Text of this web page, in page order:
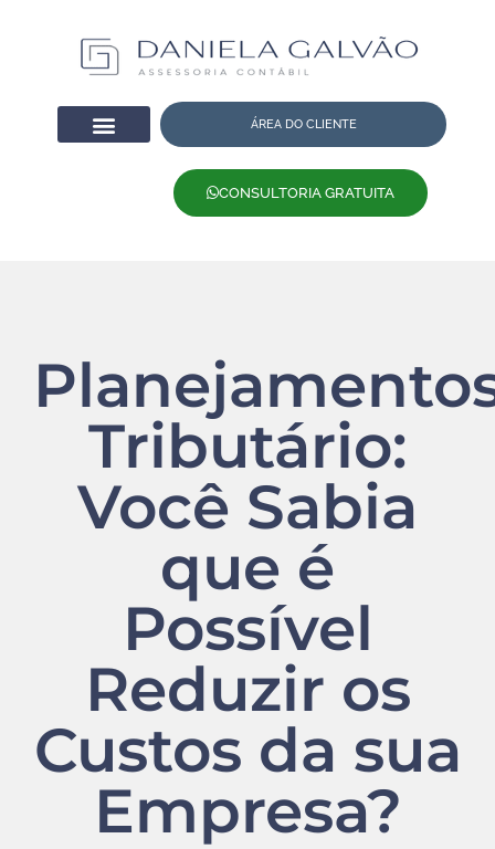
ÁREA DO CLIENTE
CONSULTORIA GRATUITA
Tributário:
Você Sabia
que é
Possível
Reduzir os
Custos da sua
Empresa?